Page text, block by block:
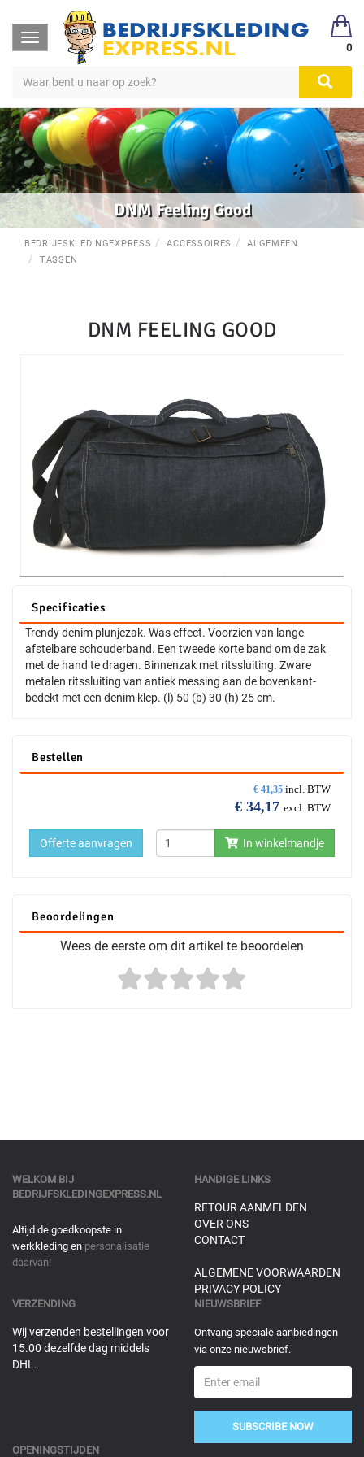
Toggle
navigation
0
DNM Feeling Good
BEDRIJFSKLEDINGEXPRESS ACCESSOIRES
ALGEMEEN
TASSEN
DNM FEELING GOOD
Specificaties
Trendy denim plunjezak. Was effect. Voorzien van lange
afstelbare schouderband. Een tweede korte band om de zak
met de hand te dragen. Binnenzak met ritssluiting. Zware
metalen ritssluiting van antiek messing aan de bovenkant-
bedekt met een denim klep. (l) 50 (b) 30 (h) 25 cm.
Bestellen
€ 41,35 incl. BTW
€ 34,17 excl. BTW
In winkelmandje
Offerte aanvragen
Beoordelingen
Wees de eerste om dit artikel te beoordelen
WELKOM BIJ
BEDRIJFSKLEDINGEXPRESS.NL
Altijd de goedkoopste in
werkkleding en personalisatie
daarvan!
HANDIGE LINKS
RETOUR AANMELDEN
OVER ONS
CONTACT
ALGEMENE VOORWAARDEN
PRIVACY POLICY
VERZENDING
Wij verzenden bestellingen voor
15.00 dezelfde dag middels
DHL.
NIEUWSBRIEF
Ontvang speciale aanbiedingen
via onze nieuwsbrief.
SUBSCRIBE NOW
OPENINGSTIJDEN